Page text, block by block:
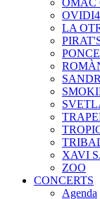
OMAC
OVIDI4
LA
XAVI
ZOO
CONCERTS
Agenda